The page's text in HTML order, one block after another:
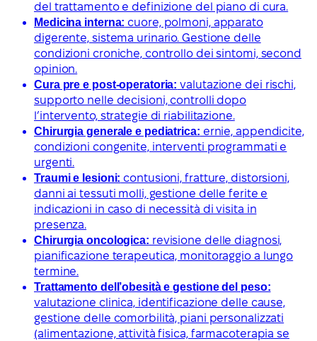
del trattamento e definizione del piano di cura.
Medicina interna: cuore, polmoni, apparato
digerente, sistema urinario. Gestione delle
condizioni croniche, controllo dei sintomi, second
opinion.
Cura pre e post-operatoria: valutazione dei rischi,
supporto nelle decisioni, controlli dopo
l’intervento, strategie di riabilitazione.
Chirurgia generale e pediatrica: ernie, appendicite,
condizioni congenite, interventi programmati e
urgenti.
Traumi e lesioni: contusioni, fratture, distorsioni,
danni ai tessuti molli, gestione delle ferite e
indicazioni in caso di necessità di visita in
presenza.
Chirurgia oncologica: revisione delle diagnosi,
pianificazione terapeutica, monitoraggio a lungo
termine.
Trattamento dell’obesità e gestione del peso:
valutazione clinica, identificazione delle cause,
gestione delle comorbilità, piani personalizzati
(alimentazione, attività fisica, farmacoterapia se